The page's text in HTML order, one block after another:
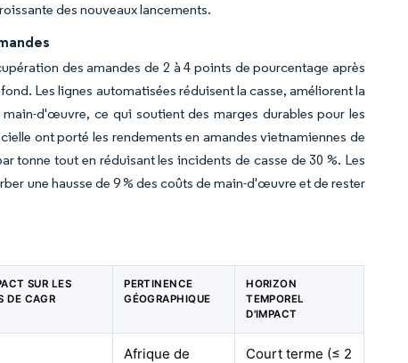
des nouveaux lancements.
des amandes de 2 à 4 points de pourcentage après
Les lignes automatisées réduisent la casse, améliorent la
d'œuvre, ce qui soutient des marges durables pour les
ont porté les rendements en amandes vietnamiennes de
tonne tout en réduisant les incidents de casse de 30 %. Les
une hausse de 9 % des coûts de main-d'œuvre et de rester
SUR LES
DE CAGR
PERTINENCE
GÉOGRAPHIQUE
HORIZON
TEMPOREL
D'IMPACT
Afrique de
Court terme (≤ 2